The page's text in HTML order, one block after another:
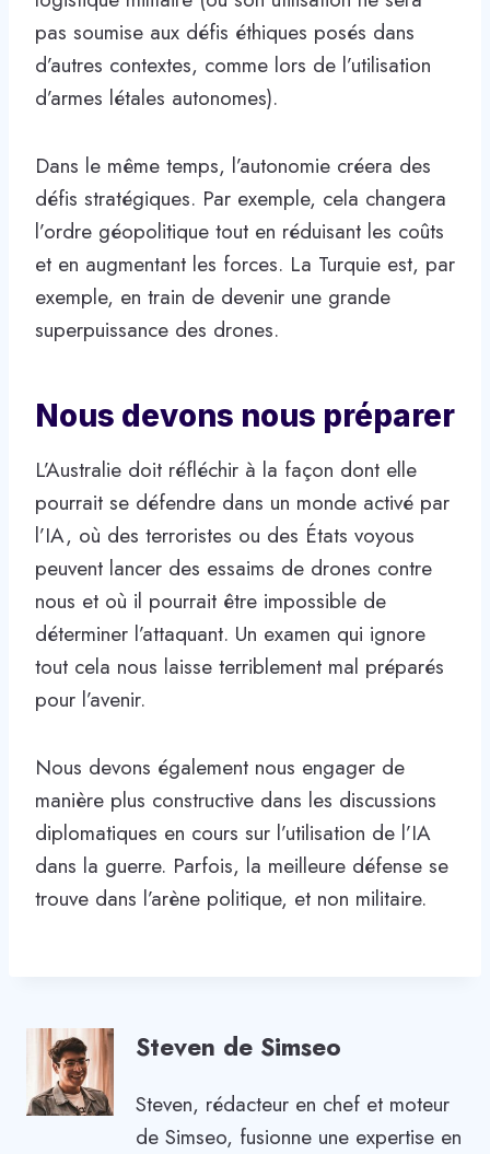
pas soumise aux défis éthiques posés dans
d’autres contextes, comme lors de l’utilisation
d’armes létales autonomes).
Dans le même temps, l’autonomie créera des
défis stratégiques. Par exemple, cela changera
l’ordre géopolitique tout en réduisant les coûts
et en augmentant les forces. La Turquie est, par
exemple, en train de devenir une grande
superpuissance des drones.
Nous devons nous préparer
L’Australie doit réfléchir à la façon dont elle
pourrait se défendre dans un monde activé par
l’IA, où des terroristes ou des États voyous
peuvent lancer des essaims de drones contre
nous et où il pourrait être impossible de
déterminer l’attaquant. Un examen qui ignore
tout cela nous laisse terriblement mal préparés
pour l’avenir.
Nous devons également nous engager de
manière plus constructive dans les discussions
diplomatiques en cours sur l’utilisation de l’IA
dans la guerre. Parfois, la meilleure défense se
trouve dans l’arène politique, et non militaire.
Steven de Simseo
Steven, rédacteur en chef et moteur
de Simseo, fusionne une expertise en